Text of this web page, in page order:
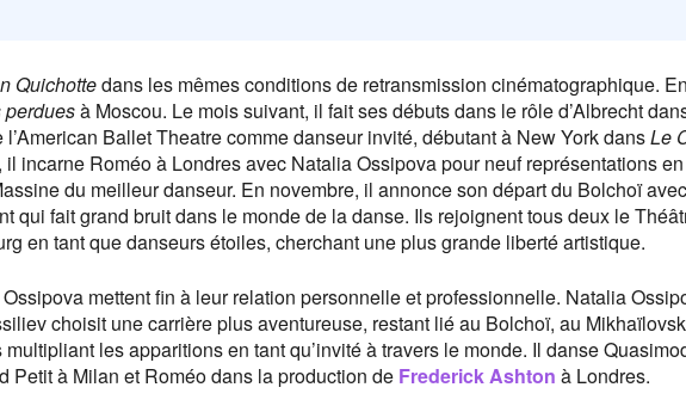
Quichottedans les mêmes conditions de retransmission cinématographique.
perduesà Moscou. Le mois suivant, il fait ses débuts dans le rôle d’Albrecht
Ballet Theatre comme danseur invité, débutant à New York dansLe
il incarne Roméo à Londres avec Natalia Ossipova pour neuf représentations
du meilleur danseur. En novembre, il annonce son départ du Bolchoï avec
qui fait grand bruit dans le monde de la danse. Ils rejoignent tous deux le
en tant que danseurs étoiles, cherchant une plus grande liberté artistique.
mettent fin à leur relation personnelle et professionnelle. Natalia
choisit une carrière plus aventureuse, restant lié au Bolchoï, au
les apparitions en tant qu’invité à travers le monde. Il danse
Petit à Milan et Roméo dans la production de Frederick Ashton à Londres.